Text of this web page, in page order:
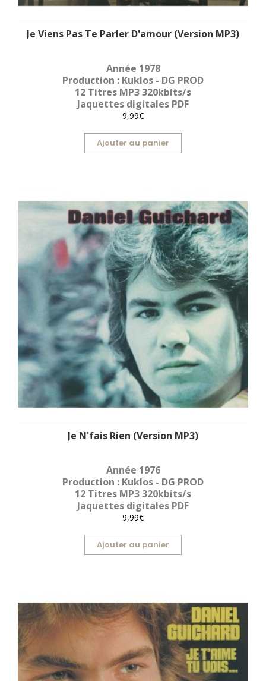
Je Viens Pas Te Parler D'amour (Version MP3)
Année 1978
Production : Kuklos - DG PROD
12 Titres MP3 320kbits/s
Jaquettes digitales PDF
9,99€
Ajouter au panier
Je N'fais Rien (Version MP3)
Année 1976
Production : Kuklos - DG PROD
12 Titres MP3 320kbits/s
Jaquettes digitales PDF
9,99€
Ajouter au panier